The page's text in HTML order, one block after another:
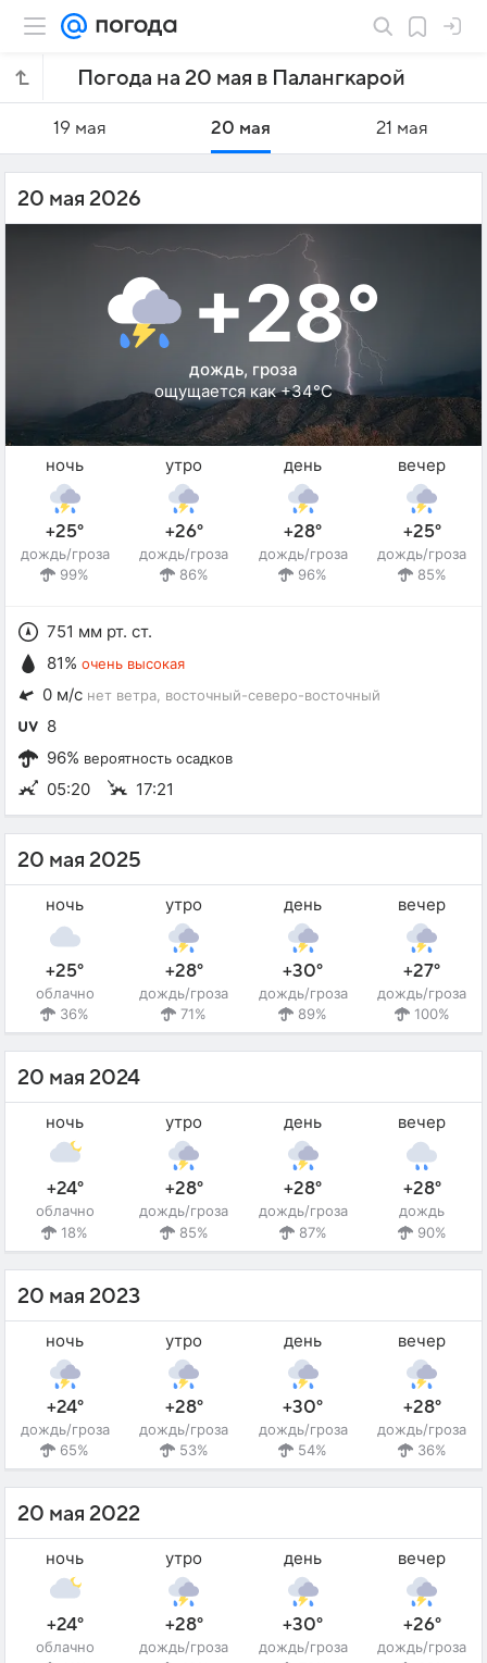
Погода на 20 мая в Палангкарой
19 мая 20 мая 21 мая
20 мая 2026
+28°
дождь, гроза
ощущается как +34°C
ночь
+25°
дождь/гроза
99%
утро
+26°
дождь/гроза
86%
день
+28°
дождь/гроза
96%
вечер
+25°
дождь/гроза
85%
751 мм рт. ст.
81% очень высокая
0 м/с нет ветра , восточный-северо-восточный
8
96% вероятность осадков
05:20 17:21
20 мая 2025
ночь
+25°
облачно
36%
утро
+28°
дождь/гроза
71%
день
+30°
дождь/гроза
89%
вечер
+27°
дождь/гроза
100%
20 мая 2024
ночь
+24°
облачно
18%
утро
+28°
дождь/гроза
85%
день
+28°
дождь/гроза
87%
вечер
+28°
дождь
90%
20 мая 2023
ночь
+24°
дождь/гроза
65%
утро
+28°
дождь/гроза
53%
день
+30°
дождь/гроза
54%
вечер
+28°
дождь/гроза
36%
20 мая 2022
ночь
+24°
облачно
утро
+28°
дождь/гроза
день
+30°
дождь/гроза
вечер
+26°
дождь/гроза